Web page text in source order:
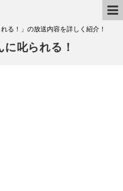
る！」の放送内容を詳しく紹介！
叱られる！